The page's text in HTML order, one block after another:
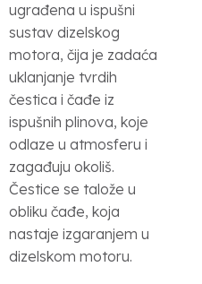
ugrađena u ispušni
sustav dizelskog
motora, čija je zadaća
uklanjanje tvrdih
čestica i čađe iz
ispušnih plinova, koje
odlaze u atmosferu i
zagađuju okoliš.
Čestice se talože u
obliku čađe, koja
nastaje izgaranjem u
dizelskom motoru.